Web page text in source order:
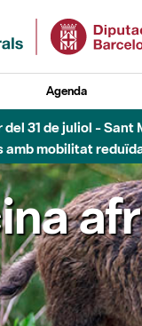
Agenda
del 31 de juliol -
mobilitat